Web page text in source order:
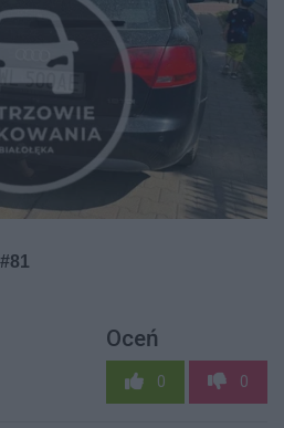
Oceń
0 0